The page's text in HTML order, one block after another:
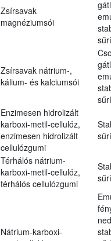
Zsírsavak
magnéziumsói
Zsírsavak nátrium-,
kálium- és kalciumsói
Enzimesen hidrolizált
karboxi-metil-cellulóz,
enzimesen hidrolizált
cellulózgumi
Térhálós nátrium-
karboxi-metil-cellulóz,
térhálós cellulózgumi
Nátrium-karboxi-